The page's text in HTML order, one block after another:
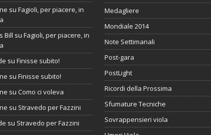
suFagioli, per piacere, in
Bill suFagioli, per piacere, in
suFinisse subito!
suFinisse subito!
suComo ci voleva
su Stravedo per Fazzini
su Stravedo per Fazzini
Medagliere
Mondiale 2014
Note Settimanali
Post-gara
PostLight
Ricordi della Prossima
Sfumature Tecniche
Sovrappensieri viola